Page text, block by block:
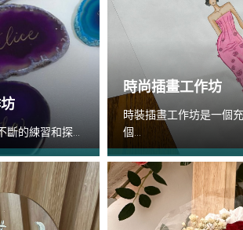
的練習和探...
時尚插畫工作坊
時裝插畫工作坊是一個
個...